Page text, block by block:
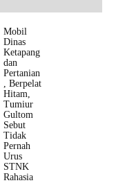
Mobil
Dinas
Ketapang
dan
Pertanian
, Berpelat
Hitam,
Tumiur
Gultom
Sebut
Tidak
Pernah
Urus
STNK
Rahasia